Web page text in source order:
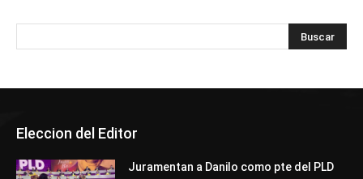
Eleccion del Editor
Juramentan a Danilo como pte del PLD